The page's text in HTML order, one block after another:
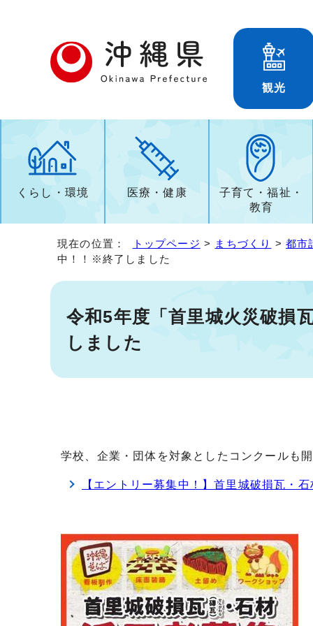
観光
くらし・環境 医療・健康
子育て・福祉・
教育
現在の位置： トップページ > まちづくり >都市
中！！※終了しました
令和5年度「首里城火災破損
しました
学校、企業・団体を対象としたコンクールも
【エントリー募集中！】首里城破損瓦・